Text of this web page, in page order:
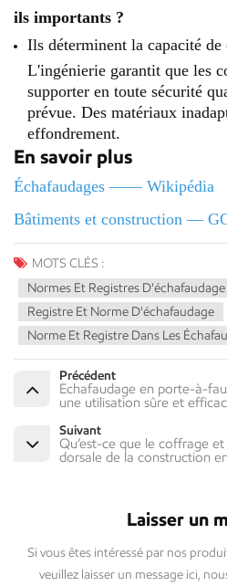
ils importants ?
Ils déterminent la capacité
L'ingénierie garantit que les
supporter en toute sécurité
prévue. Des matériaux
effondrement.
En savoir plus
Échafaudages —— Wikipédia
Bâtiments et construction —
MOTS CLÉS :
Normes Et Registres D'échafaudage
Registre Et Norme D'échafaudage
Norme Et Registre Dans Les
Précédent
Échafaudage en porte-à-
une utilisation sûre et
Suivant
Qu’est-ce que le coffrage
dorsale de la construction
Laisser un
Si vous êtes intéressé par nos
veuillez laisser un message ici,